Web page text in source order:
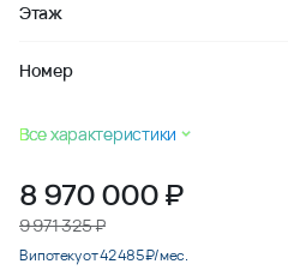
Этаж
Номер
Все характеристики
8 970 000₽
9 971 325 ₽
В ипотеку от 42 485 ₽/мес.